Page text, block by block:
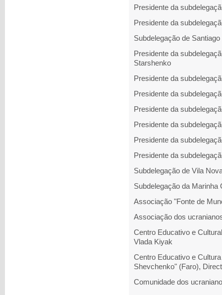
Presidente da
Presidente da
Subdelegação de
Presidente da
Starshenko
Presidente da
Presidente da
Presidente da
Presidente da
Presidente da
Presidente da
Subdelegação de Vila
Subdelegação da Marinha
Associação "Fonte de
Associação dos
Centro Educativo e
Vlada Kiyak
Centro Educativo e
Shevchenko" (Faro),
Comunidade dos